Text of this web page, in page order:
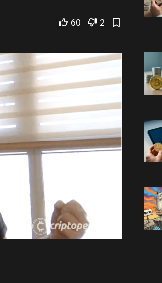
60 2